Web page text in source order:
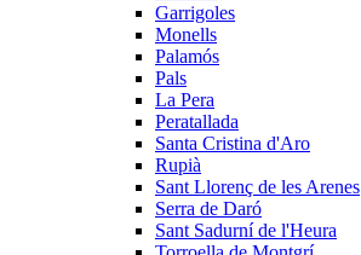
Garrigoles
Monells
Palamós
Pals
La Pera
Peratallada
Santa Cristina d'Aro
Rupià
Sant Llorenç de les Arenes
Serra de Daró
Sant Sadurní de l'Heura